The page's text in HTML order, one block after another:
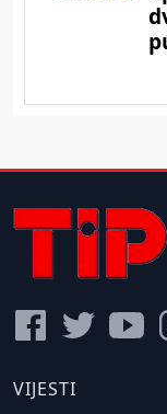
VIJESTI